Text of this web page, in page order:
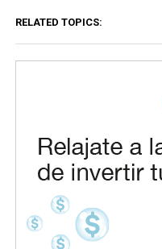
RELATED TOPICS: